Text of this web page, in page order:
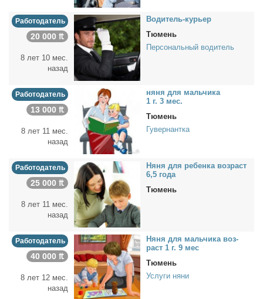
Работодатель
20 000 ₶
8 лет 10 мес.
назад
Во­ди­тель-ку­рьер
Тюмень
Персональный водитель
Работодатель
13 000 ₶
8 лет 11 мес.
назад
ня­ня для маль­чи­ка
1 г. 3 мес.
Тюмень
Гувернантка
Работодатель
25 000 ₶
8 лет 11 мес.
назад
Ня­ня для ре­бен­ка воз­раст
6,5 го­да
Тюмень
Работодатель
40 000 ₶
8 лет 12 мес.
назад
Ня­ня для маль­чи­ка воз­
раст 1 г. 9 мес
Тюмень
Услуги няни